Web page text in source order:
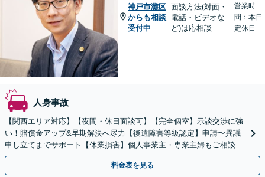
神戸市灘区
からも相談
受付中
面談方法(対面・
電話・ビデオな
ど)は応相談
営業時
間：本日
定休日
人身事故
【関西エリア対応】【夜間・休日面談可】【完全個室】示談交渉に強
い！賠償金アップ&早期解決へ尽力【後遺障害等級認定】申請〜異議
申し立てまでサポート【休業損害】個人事業主・専業主婦もご相談
を！弁護士費用特約の利用で自己負担ゼロに
料金表を見る